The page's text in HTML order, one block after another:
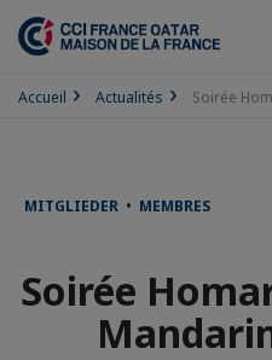
Accueil Actualités Soirée
MITGLIEDER • MEMBRES
Soirée